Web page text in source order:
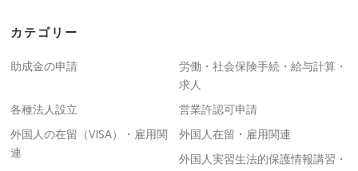
カテゴリー
助成金の申請
労働・社会保険手続・給与計算・
求人
各種法人設立
営業許認可申請
外国人の在留（VISA）・雇用関
連
外国人在留・雇用関連
外国人実習生法的保護情報講習・